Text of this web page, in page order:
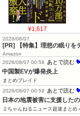
¥1,617
2026/08/07
[PR] 【特集】理想の眠りを
Amazon
2026/08/07 00:58
あとで読む
中国製EVが爆発炎上
まとめブレイド
2026/08/07 00:59
あとで読む
日本の地震被害に支援した
２ちゃんねるニュース超速まとめ